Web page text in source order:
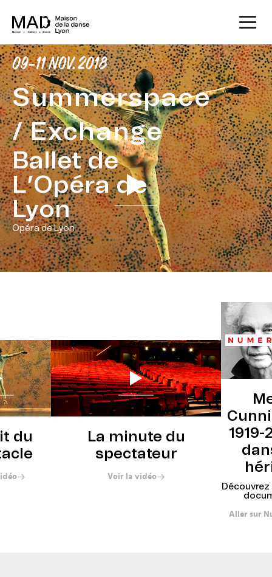
09-11 NOV. 2018
Summerspace
/ Exchange
Ballet de
L’Opéra de
Lyon
Opéra de Lyon
du
La minute du
spectateur
Voir la vidéo
1919-
Aller sur